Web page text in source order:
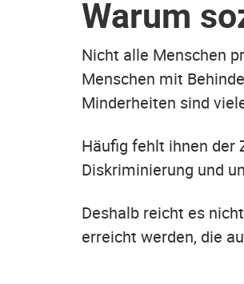
Warum
Nicht alle Menschen
Menschen mit
Minderheiten sind
Häufig fehlt ihnen der
Diskriminierung und
Deshalb reicht es
erreicht werden, die